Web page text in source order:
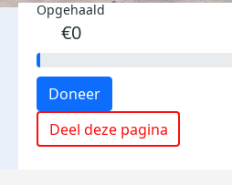
Opgehaald
€0
Doneer
Deel deze pagina